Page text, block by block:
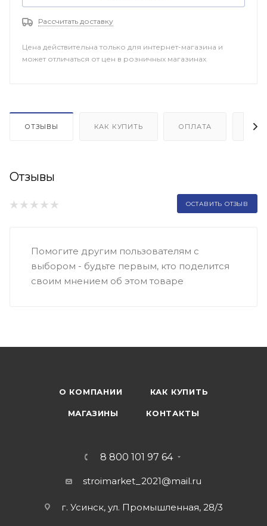
Рассчитать доставку
Цена действительна только для интернет-магазина и
может отличаться от цен в розничных магазинах
ОТЗЫВЫ КАК КУПИТЬ ОПЛАТА
Отзывы
ОСТАВИТЬ ОТЗЫВ
Помогите другим пользователям с
выбором - будьте первым, кто поделится
своим мнением об этом товаре
О КОМПАНИИ КАК КУПИТЬ
МАГАЗИНЫ КОНТАКТЫ
8 800 101 97 64
stroimarket_2021@mail.ru
г. Усинск, ул. Промышленная, 28/3